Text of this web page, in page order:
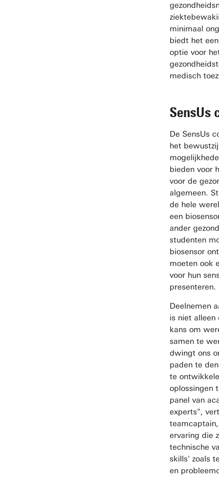
minimaal
biedt het
optie voor
medisch
SensUs
De SensUs
het
bieden voor
voor de
algemeen.
de hele
een
ander
studenten
biosensor
moeten ook
voor hun
presenteren.
Deelnemen
is niet alleen
kans om
samen te
dwingt ons
paden te
te
oplossingen
panel van
experts",
ervaring die
technische
skills' zoals
en